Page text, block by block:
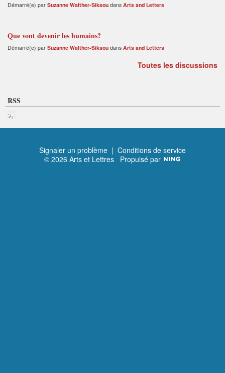
Démarré(e) par Suzanne Walther-Siksou dans Arts and Letters
Que vont devenir les humains?
Démarré(e) par Suzanne Walther-Siksou dans Arts and Letters
Toutes les discussions
RSS
Signaler un problème | Conditions de service
© 2026 Arts et Lettres Propulsé par